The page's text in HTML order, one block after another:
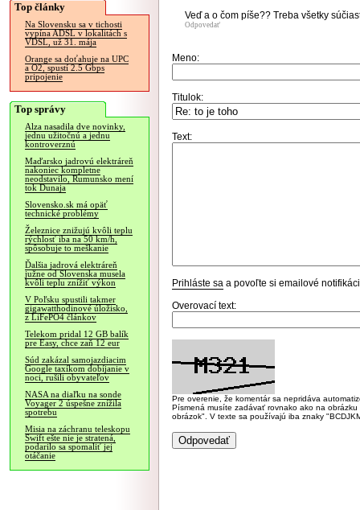
Top články
Na Slovensku sa v tichosti
vypína ADSL v lokalitách s
VDSL, už 31. mája
Orange sa doťahuje na UPC
a O2, spustí 2.5 Gbps
pripojenie
Top správy
Alza nasadila dve novinky,
jednu užitočnú a jednu
kontroverznú
Maďarsko jadrovú elektráreň
nakoniec kompletne
neodstavilo, Rumunsko mení
tok Dunaja
Slovensko.sk má opäť
technické problémy
Železnice znižujú kvôli teplu
rýchlosť iba na 50 km/h,
spôsobuje to meškanie
Ďalšia jadrová elektráreň
južne od Slovenska musela
kvôli teplu znížiť výkon
V Poľsku spustili takmer
gigawatthodinové úložisko,
z LiFePO4 článkov
Telekom pridal 12 GB balík
pre Easy, chce zaň 12 eur
Súd zakázal samojazdiacim
Google taxíkom dobíjanie v
noci, rušili obyvateľov
NASA na diaľku na sonde
Voyager 2 úspešne znížila
spotrebu
Misia na záchranu teleskopu
Swift ešte nie je stratená,
podarilo sa spomaliť jej
otáčanie
Veď a o čom píše?? Treba všetky
Odpovedať
Meno:
Titulok:
Text:
Prihláste sa a povoľte si emailové
Overovací text:
Pre overenie, že komentár sa nepridáva
Písmená musíte zadávať rovnako ako na
obrázok". V texte sa používajú iba znaky